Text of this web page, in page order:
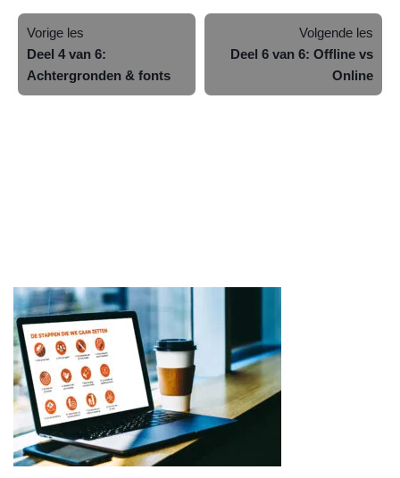
Vorige les
Deel 4 van 6:
Achtergronden & fonts
Volgende les
Deel 6 van 6: Offline vs
Online